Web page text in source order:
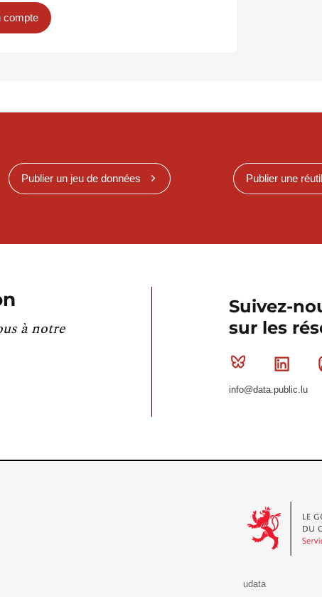
compte
Publier un jeu de données Publier une
à notre
Suivez-
sur les
Bluesky
info@data.public.lu
udata